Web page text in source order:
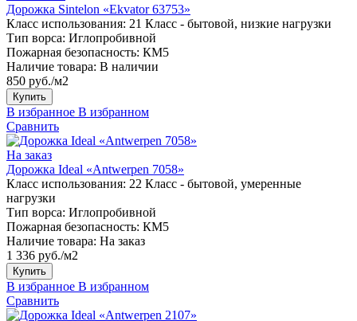
Дорожка Sintelon «Ekvator 63753»
Класс использования: 21 Класс - бытовой, низкие нагрузки
Тип ворса: Иглопробивной
Пожарная безопасность: КМ5
Наличие товара: В наличии
850 руб./м2
Купить
В избранное В избранном
Сравнить
На заказ
Дорожка Ideal «Antwerpen 7058»
Класс использования: 22 Класс - бытовой, умеренные
нагрузки
Тип ворса: Иглопробивной
Пожарная безопасность: КМ5
Наличие товара: На заказ
1 336 руб./м2
Купить
В избранное В избранном
Сравнить